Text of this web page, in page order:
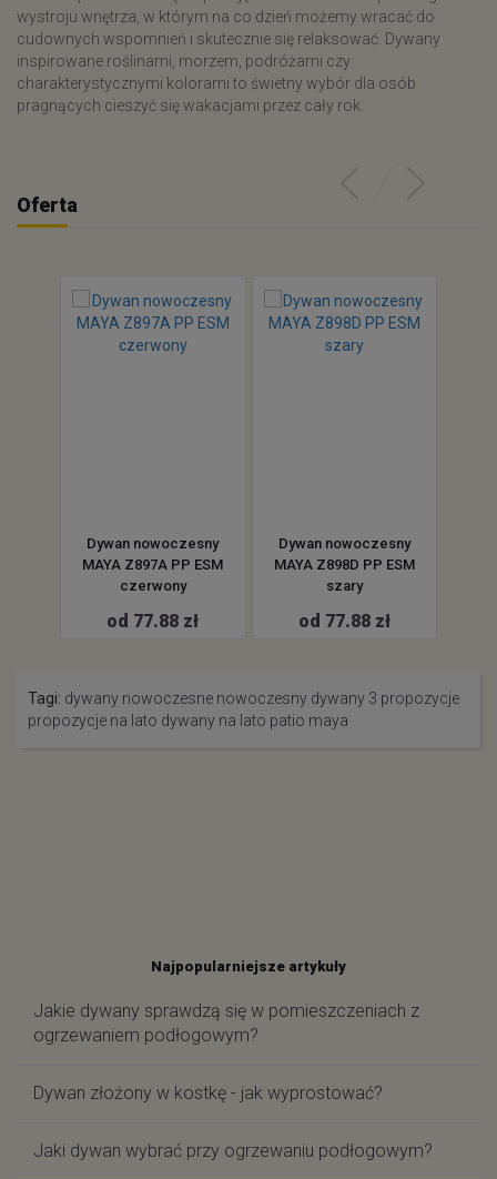
wystroju wnętrza, w którym na co dzień możemy wracać do
cudownych wspomnień i skutecznie się relaksować. Dywany
inspirowane roślinami, morzem, podróżami czy
charakterystycznymi kolorami to świetny wybór dla osób
pragnących cieszyć się wakacjami przez cały rok.
Oferta
Dywan nowoczesny
MAYA Z897A PP ESM
czerwony
od 77.88 zł
Dywan nowoczesny
MAYA Z898D PP ESM
szary
od 77.88 zł
Tagi: dywany nowoczesne nowoczesny dywany 3 propozycje
propozycje na lato dywany na lato patio maya
Najpopularniejsze artykuły
Jakie dywany sprawdzą się w pomieszczeniach z
ogrzewaniem podłogowym?
Dywan złożony w kostkę - jak wyprostować?
Jaki dywan wybrać przy ogrzewaniu podłogowym?